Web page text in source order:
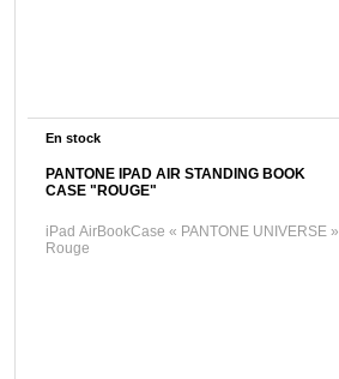
En stock
PANTONE IPAD AIR STANDING BOOK
CASE "ROUGE"
iPad AirBookCase « PANTONE UNIVERSE »
Rouge